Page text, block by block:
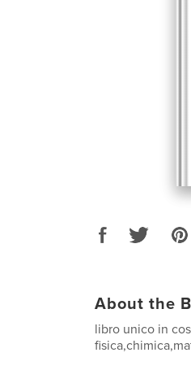
About the
libro unico in